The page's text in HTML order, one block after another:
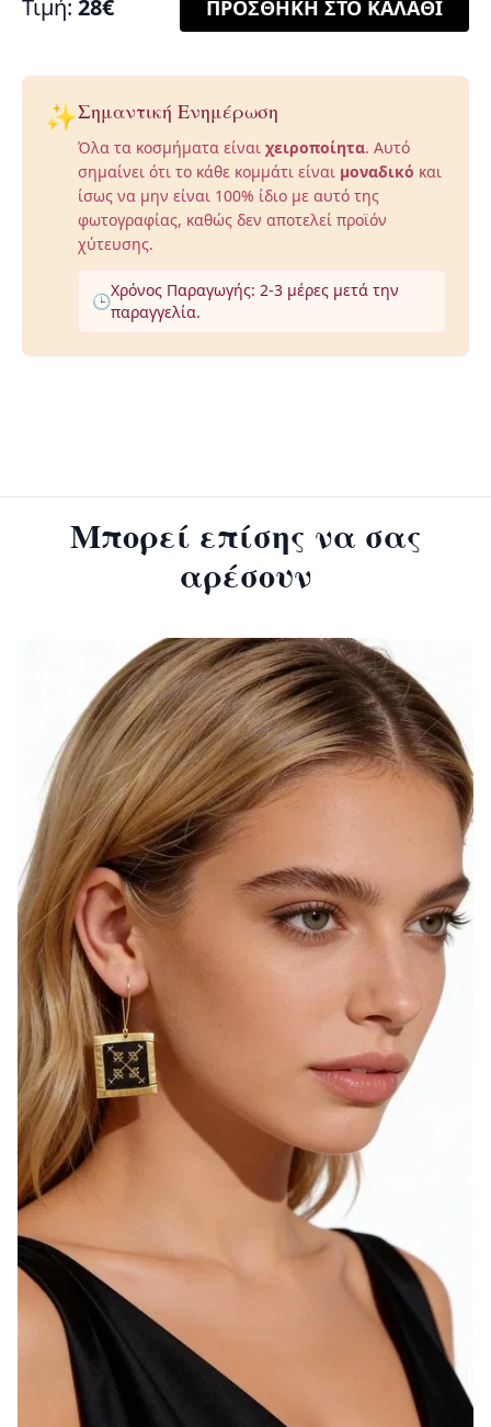
Τιμή: 28€ ΠΡΟΣΘΗΚΗ ΣΤΟ ΚΑΛΑΘΙ
✨Σημαντική Ενημέρωση
Όλα τα κοσμήματα είναι χειροποίητα. Αυτό
σημαίνει ότι το κάθε κομμάτι είναι μοναδικό και
ίσως να μην είναι 100% ίδιο με αυτό της
φωτογραφίας, καθώς δεν αποτελεί προϊόν
χύτευσης.
🕒
Χρόνος Παραγωγής: 2-3 μέρες μετά την
παραγγελία.
Μπορεί επίσης να σας
αρέσουν